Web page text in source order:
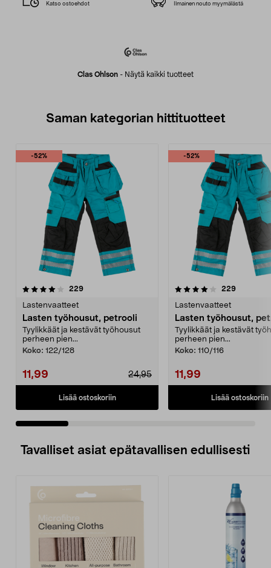
Clas Ohlson - Näytä kaikki tuotteet
Katso ostoehdot Ilmainen nouto myymälästä
Saman kategorian hittituotteet
-52%
229arvostelut
Lastenvaatteet
Lasten työhousut, petrooli
Tyylikkäät ja kestävät työhousut
perheen pien...
Koko: 122/128
11,99 24,95
Lisää ostoskoriin
-52%
4.0 viidestä
229arvostelut
Lastenvaatteet
Lasten työhousut,
Tyylikkäät ja kestävät
perheen pien...
Koko: 110/116
11,99
Lisää ostoskoriin
4.0 viidestä
Tavalliset asiat epätavallisen edullisesti